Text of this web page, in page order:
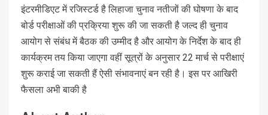
इंटरमीडिएट में रजिस्टर्ड है लिहाजा चुनाव नतीजों की घोषणा के बाद
बोर्ड परीक्षाओं की प्रक्रिया शुरू की जा सकती है जल्द ही चुनाव
आयोग से संबंध में बैठक की उम्मीद है और आयोग के निर्देश के बाद ही
कार्यक्रम तय किया जाएगा वहीं सूत्रों के अनुसार 22 मार्च से परीक्षाएं
शुरू कराई जा सकती हैं ऐसी संभावनाएं बन रही है। इस पर आखिरी
फैसला अभी बाकी है